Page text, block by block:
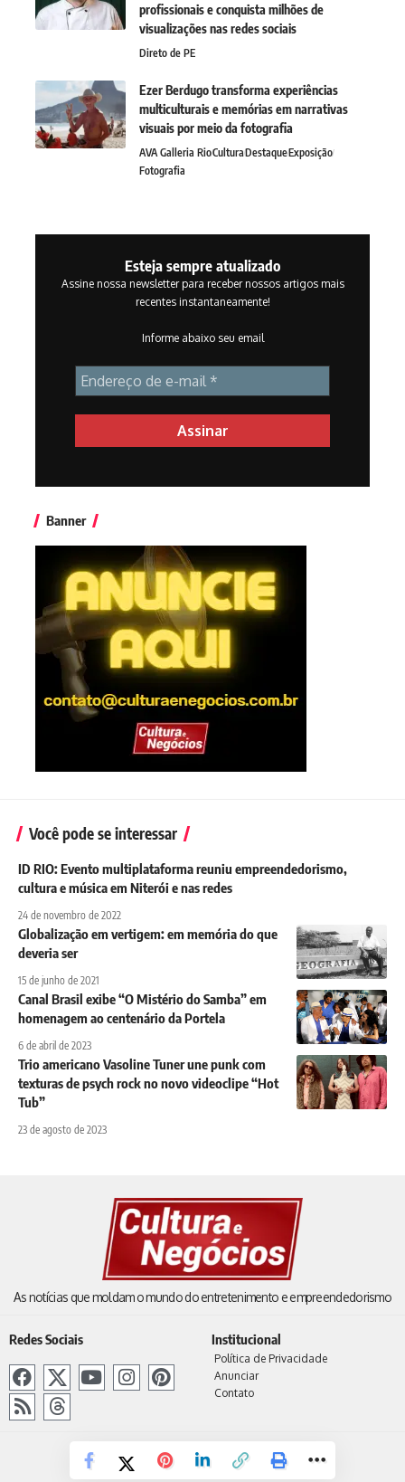
profissionais e conquista milhões de
visualizações nas redes sociais
Direto de PE
Ezer Berdugo transforma experiências
multiculturais e memórias em narrativas
visuais por meio da fotografia
AVA Galleria RioCulturaDestaqueExposição
Fotografia
Esteja sempre atualizado
Assine nossa newsletter para receber nossos artigos mais
recentes instantaneamente!
Informe abaixo seu email
Banner
Você pode se interessar
ID RIO: Evento multiplataforma reuniu empreendedorismo,
cultura e música em Niterói e nas redes
24 de novembro de 2022
Globalização em vertigem: em memória do que
deveria ser
15 de junho de 2021
Canal Brasil exibe “O Mistério do Samba” em
homenagem ao centenário da Portela
6 de abril de 2023
Trio americano Vasoline Tuner une punk com
texturas de psych rock no novo videoclipe “Hot
Tub”
23 de agosto de 2023
As notícias que moldam o mundo do entretenimento e empreendedorismo
Redes Sociais Institucional
Política de Privacidade
Anunciar
Contato